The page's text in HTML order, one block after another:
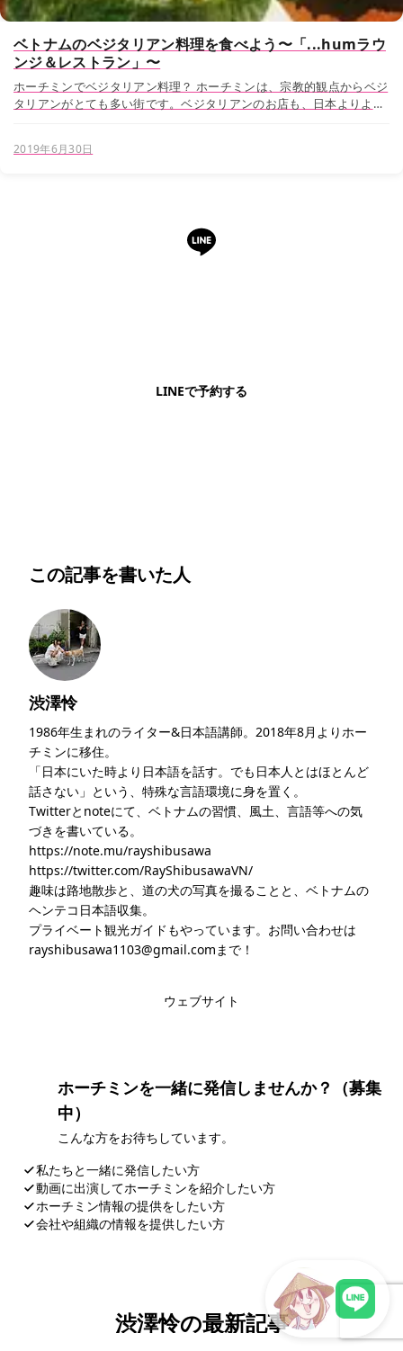
ベトナムのベジタリアン料理を食べよう〜「...humラウ
ンジ＆レストラン」〜
ホーチミンでベジタリアン料理？ ホーチミンは、宗教的観点からベジ
タリアンがとても多い街です。ベジタリアンのお店も、日本よりよく
2019年6月30日
LINEで予約する
この記事を書いた人
渋澤怜
1986年生まれのライター&日本語講師。2018年8月よりホー
チミンに移住。
「日本にいた時より日本語を話す。でも日本人とはほとんど
話さない」という、特殊な言語環境に身を置く。
Twitterとnoteにて、ベトナムの習慣、風土、言語等への気
づきを書いている。
https://note.mu/rayshibusawa
https://twitter.com/RayShibusawaVN/
趣味は路地散歩と、道の犬の写真を撮ることと、ベトナムの
ヘンテコ日本語収集。
プライベート観光ガイドもやっています。お問い合わせは
rayshibusawa1103@gmail.comまで！
ウェブサイト
ホーチミンを一緒に発信しませんか？（募集
中）
こんな方をお待ちしています。
私たちと一緒に発信したい方
動画に出演してホーチミンを紹介したい方
ホーチミン情報の提供をしたい方
会社や組織の情報を提供したい方
渋澤怜の最新記事